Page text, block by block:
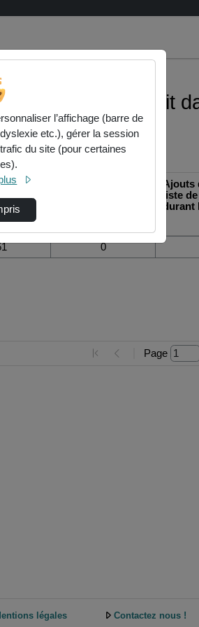
du profit
Ajouts
liste
durant
0
Page
légales Contactez nous !
l’affichage (barre de
etc.), gérer la session
du site (pour certaines